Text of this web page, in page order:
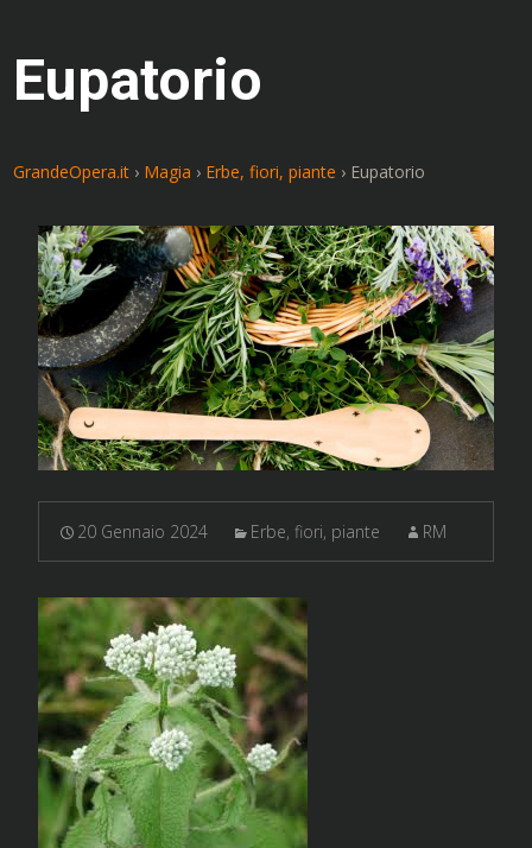
Eupatorio
GrandeOpera.it › Magia › Erbe, fiori, piante › Eupatorio
20 Gennaio 2024 Erbe, fiori, piante RM